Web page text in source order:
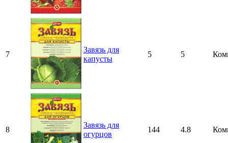
7
Завязь для
капусты
5 5
8
Завязь для
огурцов
144 4.8